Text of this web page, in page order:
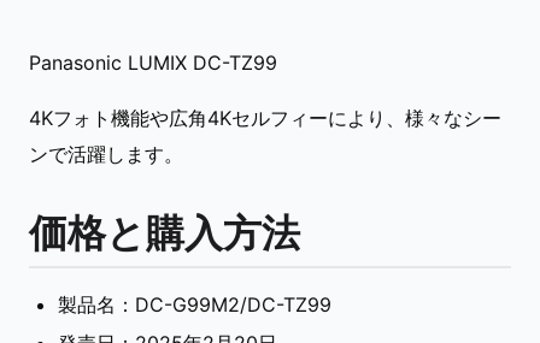
Panasonic LUMIX DC-TZ99
4Kフォト機能や広角4Kセルフィーにより、様々なシー
ンで活躍します。
価格と購入方法
製品名：DC-G99M2/DC-TZ99